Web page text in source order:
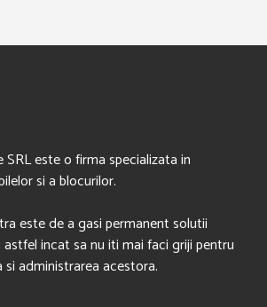
este o firma specializata in
si a blocurilor.
este de a gasi permanent solutii
incat sa nu iti mai faci griji pentru
si administrarea acestora.